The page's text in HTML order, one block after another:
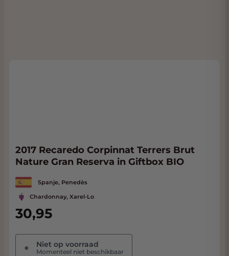
2017 Recaredo Corpinnat Terrers Brut
Nature Gran Reserva in Giftbox BIO
Spanje, Penedès
Chardonnay, Xarel-Lo
30,95
● Niet op voorraad
Momenteel niet beschikbaar